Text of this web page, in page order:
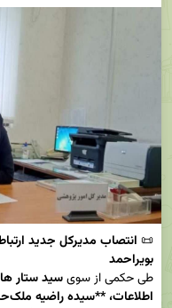
📜
بویراحمد
طی حکمی از سوی
اطلاعات، **سیده راضیه ملک‌حسینی